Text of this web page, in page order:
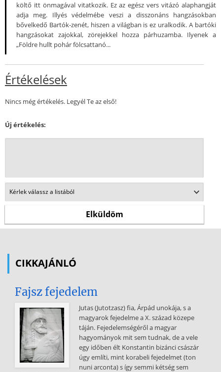
költő itt önmagával vitatkozik. Ez az egész vers vitázó alaphangját
adja meg. Illyés védelmébe veszi a disszonáns hangzásokban
bővelkedő Bartók-zenét, hiszen a világban is ez uralkodik. A bartóki
hangzásokat zajokkal, zörejekkel hozza párhuzamba. Ilyenek a
„Földre hullt pohár fölcsattanó...
Értékelések
Nincs még értékelés. Legyél Te az első!
Új értékelés:
CIKKAJÁNLÓ
Fajsz fejedelem
Jutas (Jutotzasz) fia, Árpád unokája, s a
magyarok fejedelme a X. század közepe
táján. Fejedelemségéről a magyar
hagyományok mit sem tudnak, de a vele
egy időben élt Konstantin bizánci császár
úgy említi, mint korabeli fejedelmet (ton
nuni arconta) s így semmi kétség sem